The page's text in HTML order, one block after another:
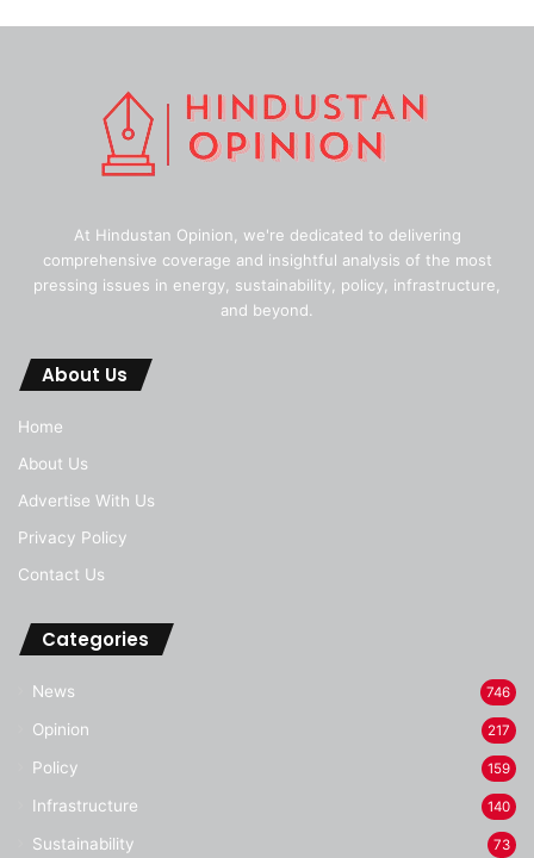
At Hindustan Opinion, we're dedicated to delivering
comprehensive coverage and insightful analysis of the most
pressing issues in energy, sustainability, policy, infrastructure,
and beyond.
About Us
Home
About Us
Advertise With Us
Privacy Policy
Contact Us
Categories
News 746
Opinion 217
Policy 159
Infrastructure 140
Sustainability 73